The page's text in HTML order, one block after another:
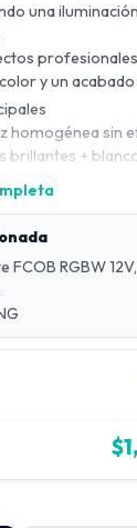
una
y un
homogénea sin
brillantes +
para
de
para
12
LED/m
24V
FCOB RGBW